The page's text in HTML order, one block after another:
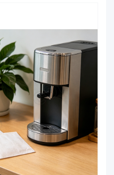
收缩袋
221360
烤箱袋
221330
SE53
拉伸膜
ES120818大模（套）包装，提